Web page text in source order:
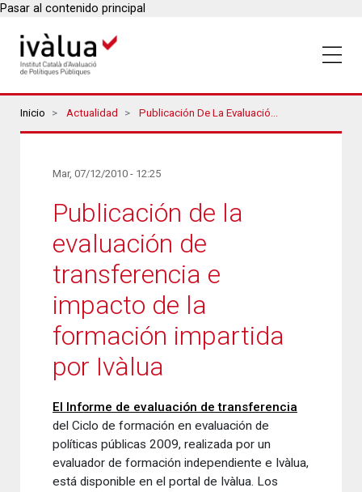
Pasar al contenido principal
Breadcrumbs
Inicio Actualidad Publicación De La Evaluación De Transferencia E Impacto De La Formación Impartida Por Ivàlua
Mar, 07/12/2010 - 12:25
Publicación de la
evaluación de
transferencia e
impacto de la
formación impartida
por Ivàlua
El Informe de evaluación de transferencia
del Ciclo de formación en evaluación de
políticas públicas 2009, realizada por un
evaluador de formación independiente e Ivàlua,
está disponible en el portal de Ivàlua. Los